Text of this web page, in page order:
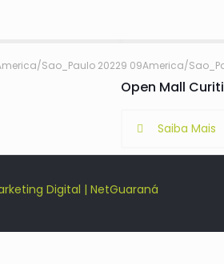
Sao_Paulo 20229 09America/
Open Mall
Saiba Mais
Digital | NetGuaraná